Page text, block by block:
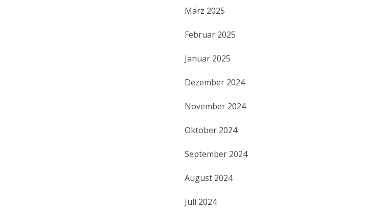
März 2025
Februar 2025
Januar 2025
Dezember 2024
November 2024
Oktober 2024
September 2024
August 2024
Juli 2024